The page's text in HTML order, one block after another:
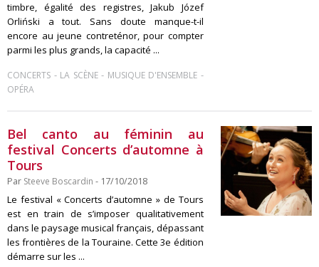
timbre, égalité des registres, Jakub Józef
Orliński a tout. Sans doute manque-t-il
encore au jeune contreténor, pour compter
parmi les plus grands, la capacité ...
CONCERTS - LA SCÈNE- MUSIQUE D'ENSEMBLE -
OPÉRA
Bel canto au féminin au
festival Concerts d’automne à
Tours
Par Steeve Boscardin - 17/10/2018
Le festival « Concerts d’automne » de Tours
est en train de s’imposer qualitativement
dans le paysage musical français, dépassant
les frontières de la Touraine. Cette 3e édition
démarre sur les ...